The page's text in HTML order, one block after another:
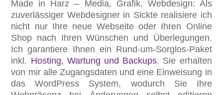
Made in Harz – Media, Grafik, Webdesign: Als
zuverlässiger Webdesigner in Sickte realisiere ich
nicht nur Ihre neue Webseite oder Ihren Online
Shop nach Ihren Wünschen und Überlegungen.
Ich garantiere Ihnen ein Rund-um-Sorglos-Paket
inkl. Hosting, Wartung und Backups. Sie erhalten
von mir alle Zugangsdaten und eine Einweisung in
das WordPress System, wodurch Sie Ihre